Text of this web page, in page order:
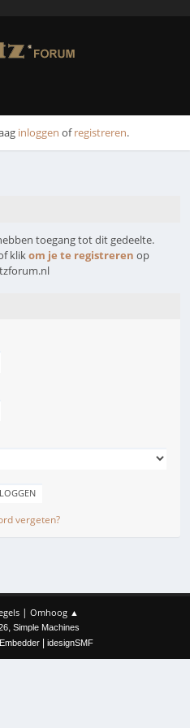
inloggen ofregistreren.
toegang tot dit gedeelte.
klikom je te registreren op
vergeten?
| Omhoog ▲
, Simple Machines
idesignSMF